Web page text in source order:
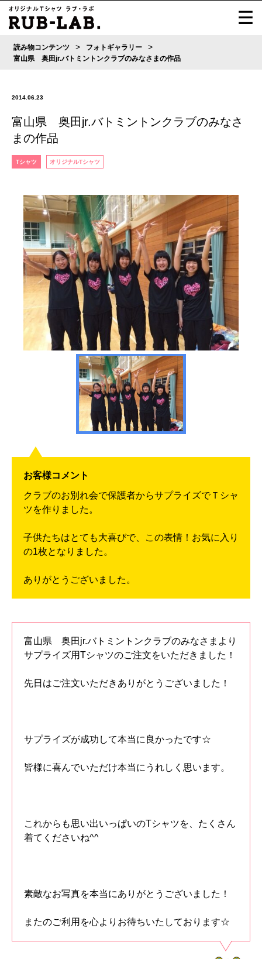
読み物コンテンツ > フォトギャラリー >
富山県 奥田jr.バトミントンクラブのみなさまの作品
2014.06.23
富山県 奥田jr.バトミントンクラブのみなさ
まの作品
Tシャツ オリジナルTシャツ
お客様コメント
クラブのお別れ会で保護者からサプライズでＴシャ
ツを作りました。
子供たちはとても大喜びで、この表情！お気に入り
の1枚となりました。
ありがとうございました。
富山県 奥田jr.バトミントンクラブのみなさまより
サプライズ用Tシャツのご注文をいただきました！
先日はご注文いただきありがとうございました！
サプライズが成功して本当に良かったです☆
皆様に喜んでいただけ本当にうれしく思います。
これからも思い出いっぱいのTシャツを、たくさん
着てくださいね^^
素敵なお写真を本当にありがとうございました！
またのご利用を心よりお待ちいたしております☆